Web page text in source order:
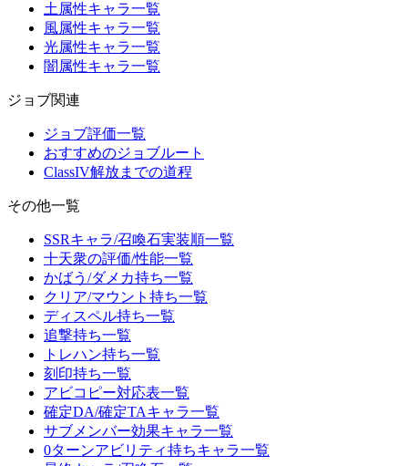
土属性キャラ一覧
風属性キャラ一覧
光属性キャラ一覧
闇属性キャラ一覧
ジョブ関連
ジョブ評価一覧
おすすめのジョブルート
ClassIV解放までの道程
その他一覧
SSRキャラ/召喚石実装順一覧
十天衆の評価/性能一覧
かばう/ダメカ持ち一覧
クリア/マウント持ち一覧
ディスペル持ち一覧
追撃持ち一覧
トレハン持ち一覧
刻印持ち一覧
アビコピー対応表一覧
確定DA/確定TAキャラ一覧
サブメンバー効果キャラ一覧
0ターンアビリティ持ちキャラ一覧